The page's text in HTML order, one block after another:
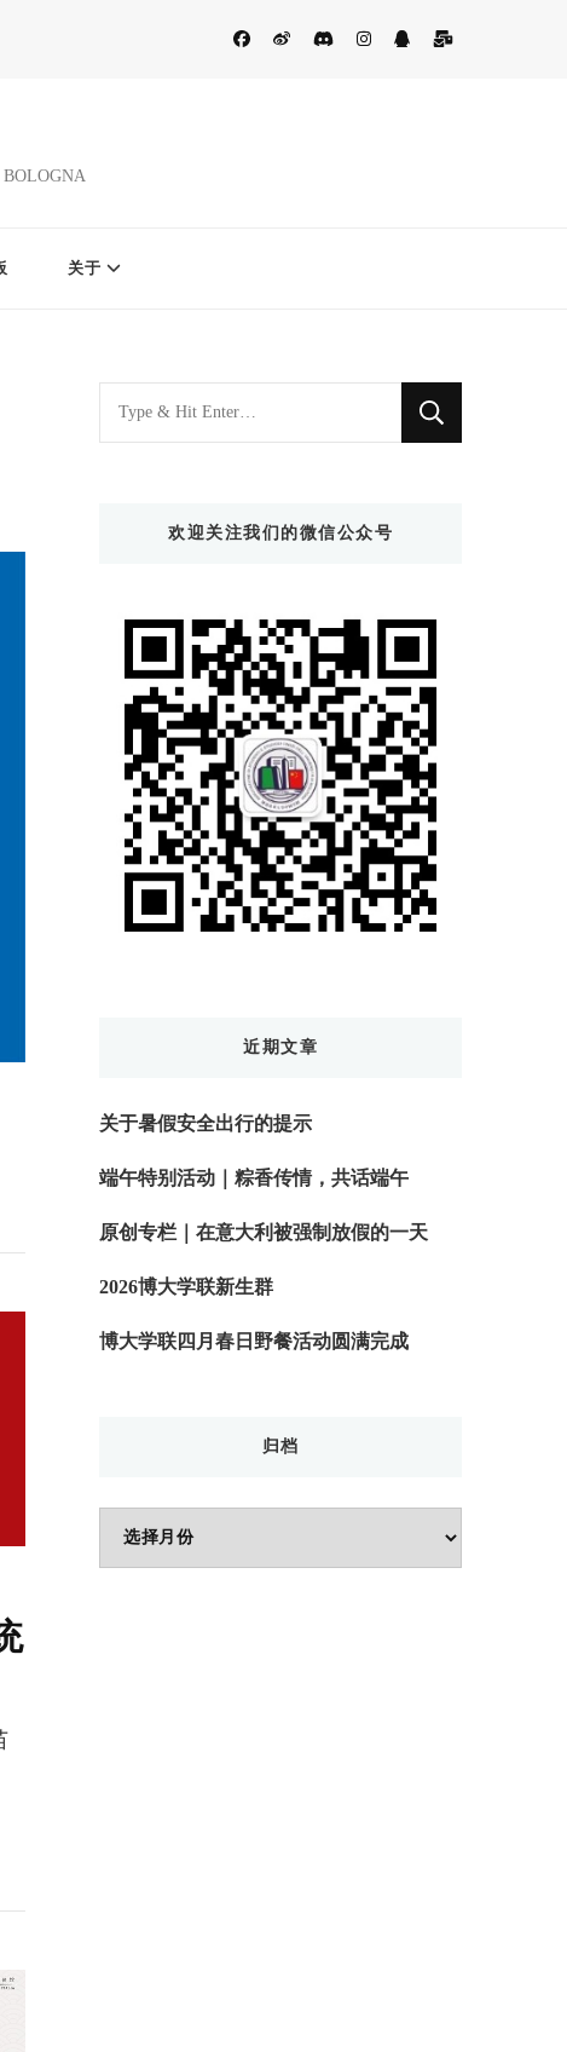
关于
找
什
欢迎关注我们的微信公众号
近期文章
关于暑假安全出行的提示
端午特别活动｜粽香传情，共话端午
原创专栏｜在意大利被强制放假的一天
2026博大学联新生群
博大学联四月春日野餐活动圆满完成
归档
档